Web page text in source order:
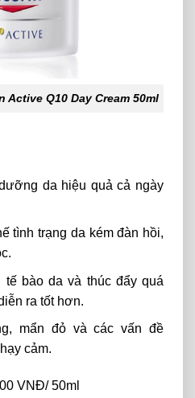
Active Q10 Day Cream 50ml
da hiệu quả cả ngày
tình trạng da kém đàn hồi,
bào da và thúc đẩy quá
ra tốt hơn.
mẩn đỏ và các vấn đề
cảm.
VNĐ/ 50ml